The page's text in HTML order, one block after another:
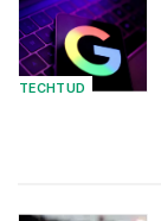
TECHTUD